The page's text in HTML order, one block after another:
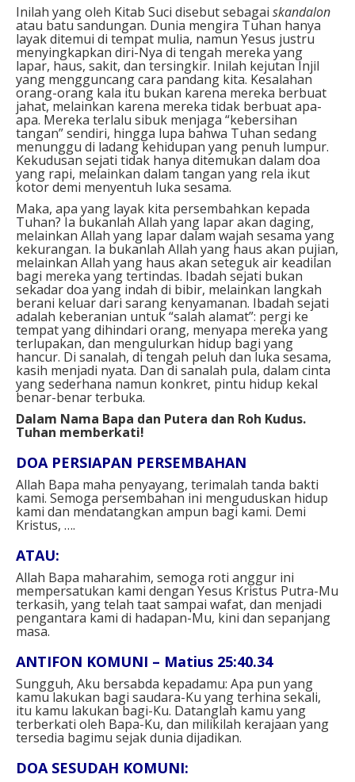
Inilah yang oleh Kitab Suci disebut sebagai skandalon
atau batu sandungan. Dunia mengira Tuhan hanya
layak ditemui di tempat mulia, namun Yesus justru
menyingkapkan diri-Nya di tengah mereka yang
lapar, haus, sakit, dan tersingkir. Inilah kejutan Injil
yang mengguncang cara pandang kita. Kesalahan
orang-orang kala itu bukan karena mereka berbuat
jahat, melainkan karena mereka tidak berbuat apa-
apa. Mereka terlalu sibuk menjaga “kebersihan
tangan” sendiri, hingga lupa bahwa Tuhan sedang
menunggu di ladang kehidupan yang penuh lumpur.
Kekudusan sejati tidak hanya ditemukan dalam doa
yang rapi, melainkan dalam tangan yang rela ikut
kotor demi menyentuh luka sesama.
Maka, apa yang layak kita persembahkan kepada
Tuhan? Ia bukanlah Allah yang lapar akan daging,
melainkan Allah yang lapar dalam wajah sesama yang
kekurangan. Ia bukanlah Allah yang haus akan pujian,
melainkan Allah yang haus akan seteguk air keadilan
bagi mereka yang tertindas. Ibadah sejati bukan
sekadar doa yang indah di bibir, melainkan langkah
berani keluar dari sarang kenyamanan. Ibadah sejati
adalah keberanian untuk “salah alamat”: pergi ke
tempat yang dihindari orang, menyapa mereka yang
terlupakan, dan mengulurkan hidup bagi yang
hancur. Di sanalah, di tengah peluh dan luka sesama,
kasih menjadi nyata. Dan di sanalah pula, dalam cinta
yang sederhana namun konkret, pintu hidup kekal
benar-benar terbuka.
Dalam Nama Bapa dan Putera dan Roh Kudus.
Tuhan memberkati!
DOA PERSIAPAN PERSEMBAHAN
Allah Bapa maha penyayang, terimalah tanda bakti
kami. Semoga persembahan ini menguduskan hidup
kami dan mendatangkan ampun bagi kami. Demi
Kristus, ….
ATAU:
Allah Bapa maharahim, semoga roti anggur ini
mempersatukan kami dengan Yesus Kristus Putra-Mu
terkasih, yang telah taat sampai wafat, dan menjadi
pengantara kami di hadapan-Mu, kini dan sepanjang
masa.
ANTIFON KOMUNI – Matius 25:40.34
Sungguh, Aku bersabda kepadamu: Apa pun yang
kamu lakukan bagi saudara-Ku yang terhina sekali,
itu kamu lakukan bagi-Ku. Datanglah kamu yang
terberkati oleh Bapa-Ku, dan milikilah kerajaan yang
tersedia bagimu sejak dunia dijadikan.
DOA SESUDAH KOMUNI: